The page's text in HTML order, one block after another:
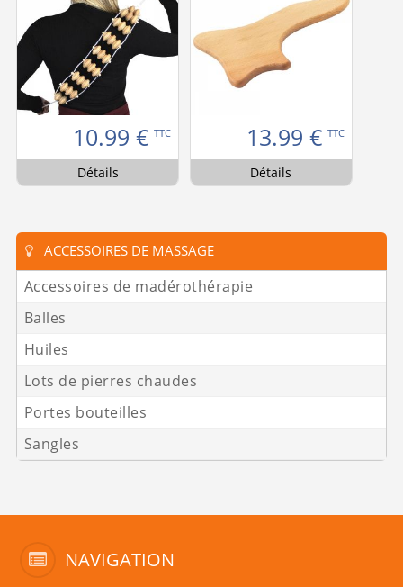
10.99 € TTC
Détails
13.99 € TTC
Détails
ACCESSOIRES DE MASSAGE
Accessoires de madérothérapie
Balles
Huiles
Lots de pierres chaudes
Portes bouteilles
Sangles
NAVIGATION